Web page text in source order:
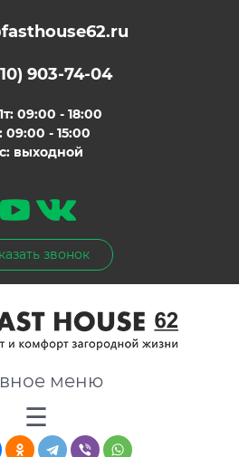
903-74-04
09:00 - 18:00
09:00 - 15:00
выходной
звонок
меню